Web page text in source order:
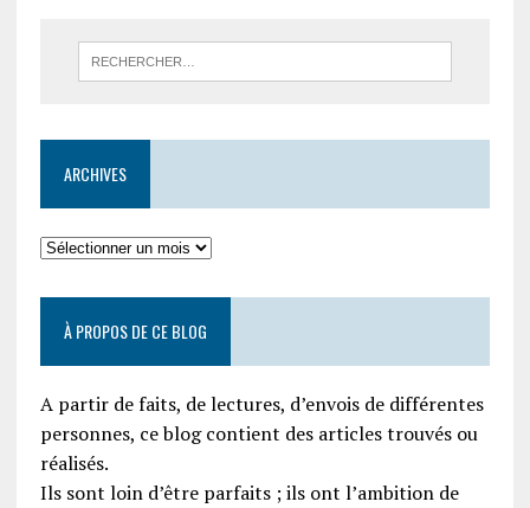
ARCHIVES
À PROPOS DE CE BLOG
A partir de faits, de lectures, d’envois de différentes
personnes, ce blog contient des articles trouvés ou
réalisés.
Ils sont loin d’être parfaits ; ils ont l’ambition de